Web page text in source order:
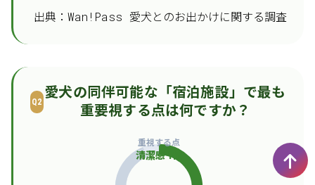
出典：Wan!Pass 愛犬とのお出かけに関する調査
Q2
愛犬の同伴可能な「宿泊施設」で最も
重要視する点は何ですか？
重視する点
清潔感 1位
次回出展申込›